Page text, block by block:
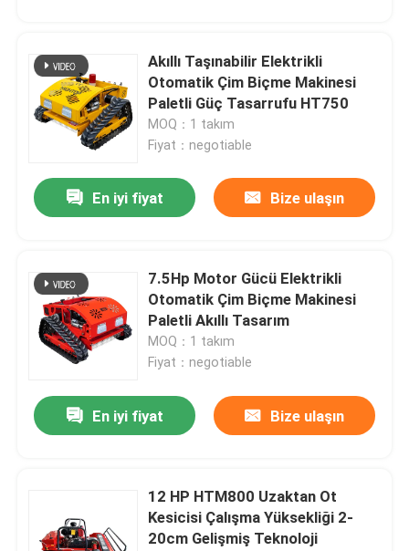
Akıllı Taşınabilir Elektrikli
Otomatik Çim Biçme Makinesi
Paletli Güç Tasarrufu HT750
MOQ：1 takım
Fiyat：negotiable
En iyi fiyat Bize ulaşın
7.5Hp Motor Gücü Elektrikli
Otomatik Çim Biçme Makinesi
Paletli Akıllı Tasarım
MOQ：1 takım
Fiyat：negotiable
En iyi fiyat Bize ulaşın
12 HP HTM800 Uzaktan Ot
Kesicisi Çalışma Yüksekliği 2-
20cm Gelişmiş Teknoloji